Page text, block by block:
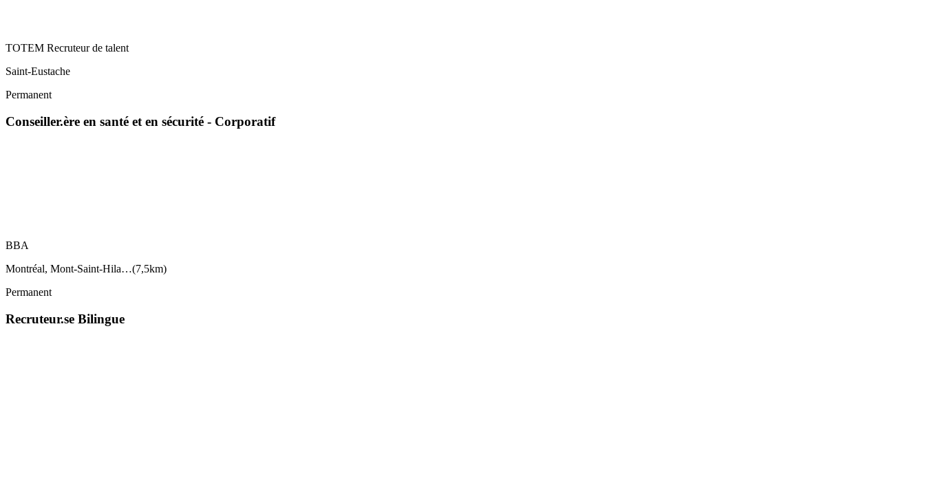
TOTEM Recruteur de talent
Saint-Eustache
Permanent
Conseiller.ère en santé et en sécurité - Corporatif
BBA
Montréal, Mont-Saint-Hila…(7,5km)
Permanent
Recruteur.se Bilingue